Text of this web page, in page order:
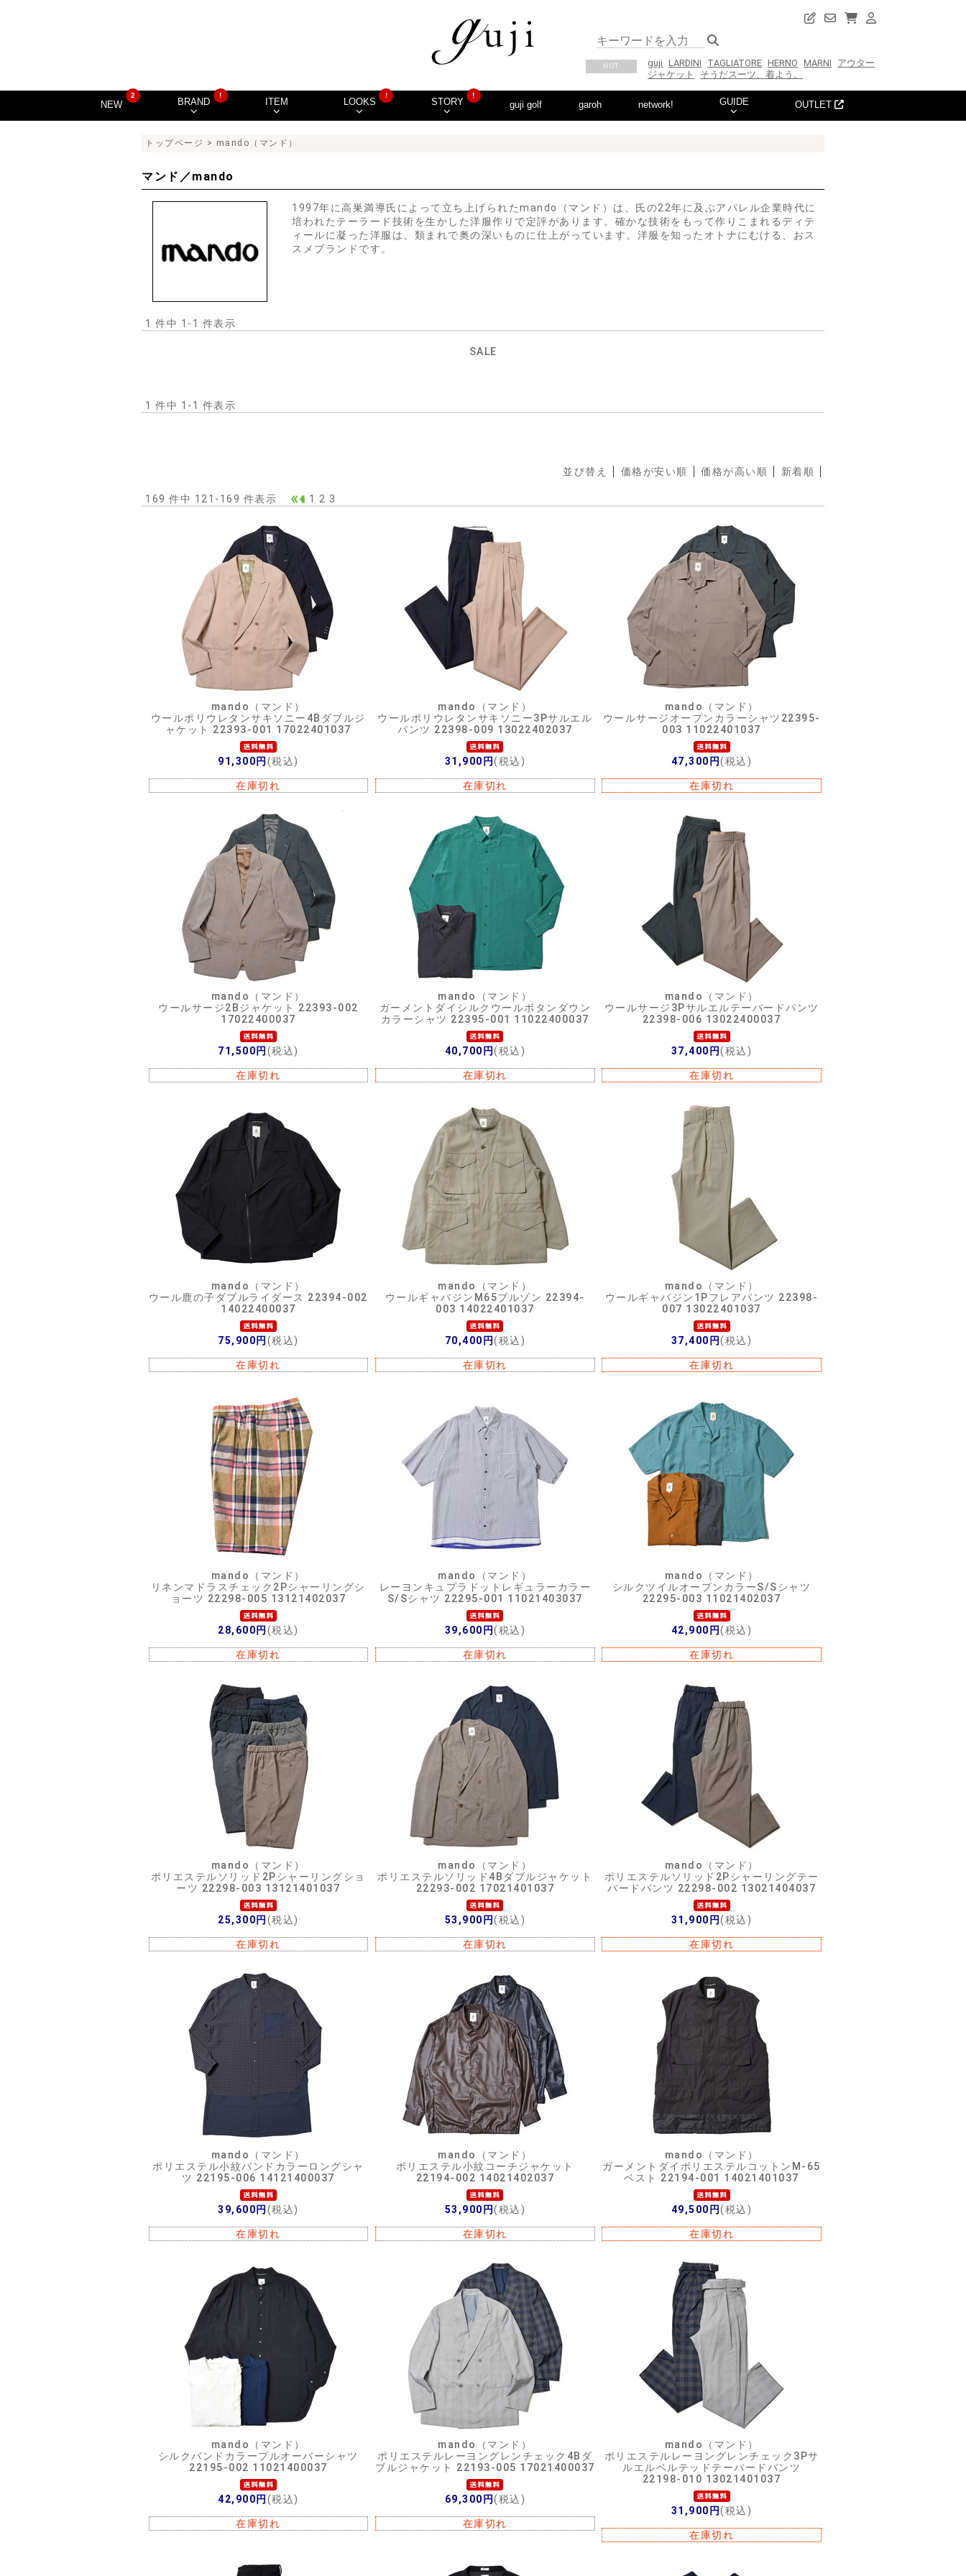
HOT guji LARDINI TAGLIATORE HERNO MARNI
アウター
ジャケット
そうだスーツ、着よう。
NEW
2
BRAND
!
ITEM LOOKS
!
STORY
!
guji golf garoh network! GUIDE OUTLET
トップページ > mando（マンド）
マンド／mando
1997年に高巣満導氏によって立ち上げられたmando（マンド）は、氏の22年に及ぶアパレル企業時代に
培われたテーラード技術を生かした洋服作りで定評があります。確かな技術をもって作りこまれるディテ
ィールに凝った洋服は、類まれで奥の深いものに仕上がっています。洋服を知ったオトナにむける、おス
スメブランドです。
1 件中 1-1 件表示
SALE
1 件中 1-1 件表示
並び替え 価格が安い順 価格が高い順 新着順
169 件中 121-169 件表示 1 2 3
mando（マンド）
ウールポリウレタンサキソニー4Bダブルジ
ャケット 22393-001 17022401037
91,300円 (税込)
在庫切れ
mando（マンド）
ウールポリウレタンサキソニー3Pサルエル
パンツ 22398-009 13022402037
31,900円(税込)
在庫切れ
mando（マンド）
ウールサージオープンカラーシャツ22395-
003 11022401037
47,300円(税込)
在庫切れ
mando（マンド）
ウールサージ2Bジャケット 22393-002
17022400037
71,500円 (税込)
在庫切れ
mando（マンド）
ガーメントダイシルクウールボタンダウン
カラーシャツ 22395-001 11022400037
40,700円(税込)
在庫切れ
mando（マンド）
ウールサージ3Pサルエルテーパードパンツ
22398-006 13022400037
37,400円(税込)
在庫切れ
mando（マンド）
ウール鹿の子ダブルライダース 22394-002
14022400037
75,900円 (税込)
在庫切れ
mando（マンド）
ウールギャバジンM65ブルゾン 22394-
003 14022401037
70,400円(税込)
在庫切れ
mando（マンド）
ウールギャバジン1Pフレアパンツ 22398-
007 13022401037
37,400円(税込)
在庫切れ
mando（マンド）
リネンマドラスチェック2Pシャーリングシ
ョーツ 22298-005 13121402037
28,600円 (税込)
在庫切れ
mando（マンド）
レーヨンキュプラドットレギュラーカラー
S/Sシャツ 22295-001 11021403037
39,600円(税込)
在庫切れ
mando（マンド）
シルクツイルオープンカラーS/Sシャツ
22295-003 11021402037
42,900円(税込)
在庫切れ
mando（マンド）
ポリエステルソリッド2Pシャーリングショ
ーツ 22298-003 13121401037
25,300円 (税込)
在庫切れ
mando（マンド）
ポリエステルソリッド4Bダブルジャケット
22293-002 17021401037
53,900円(税込)
在庫切れ
mando（マンド）
ポリエステルソリッド2Pシャーリングテー
パードパンツ 22298-002 13021404037
31,900円(税込)
在庫切れ
mando（マンド）
ポリエステル小紋バンドカラーロングシャ
ツ 22195-006 14121400037
39,600円 (税込)
在庫切れ
mando（マンド）
ポリエステル小紋コーチジャケット
22194-002 14021402037
53,900円(税込)
在庫切れ
mando（マンド）
ガーメントダイポリエステルコットンM-65
ベスト 22194-001 14021401037
49,500円(税込)
在庫切れ
mando（マンド）
シルクバンドカラープルオーバーシャツ
22195-002 11021400037
42,900円 (税込)
在庫切れ
mando（マンド）
ポリエステルレーヨングレンチェック4Bダ
ブルジャケット 22193-005 17021400037
69,300円(税込)
在庫切れ
mando（マンド）
ポリエステルレーヨングレンチェック3Pサ
ルエルベルテッドテーパードパンツ
22198-010 13021401037
31,900円(税込)
在庫切れ